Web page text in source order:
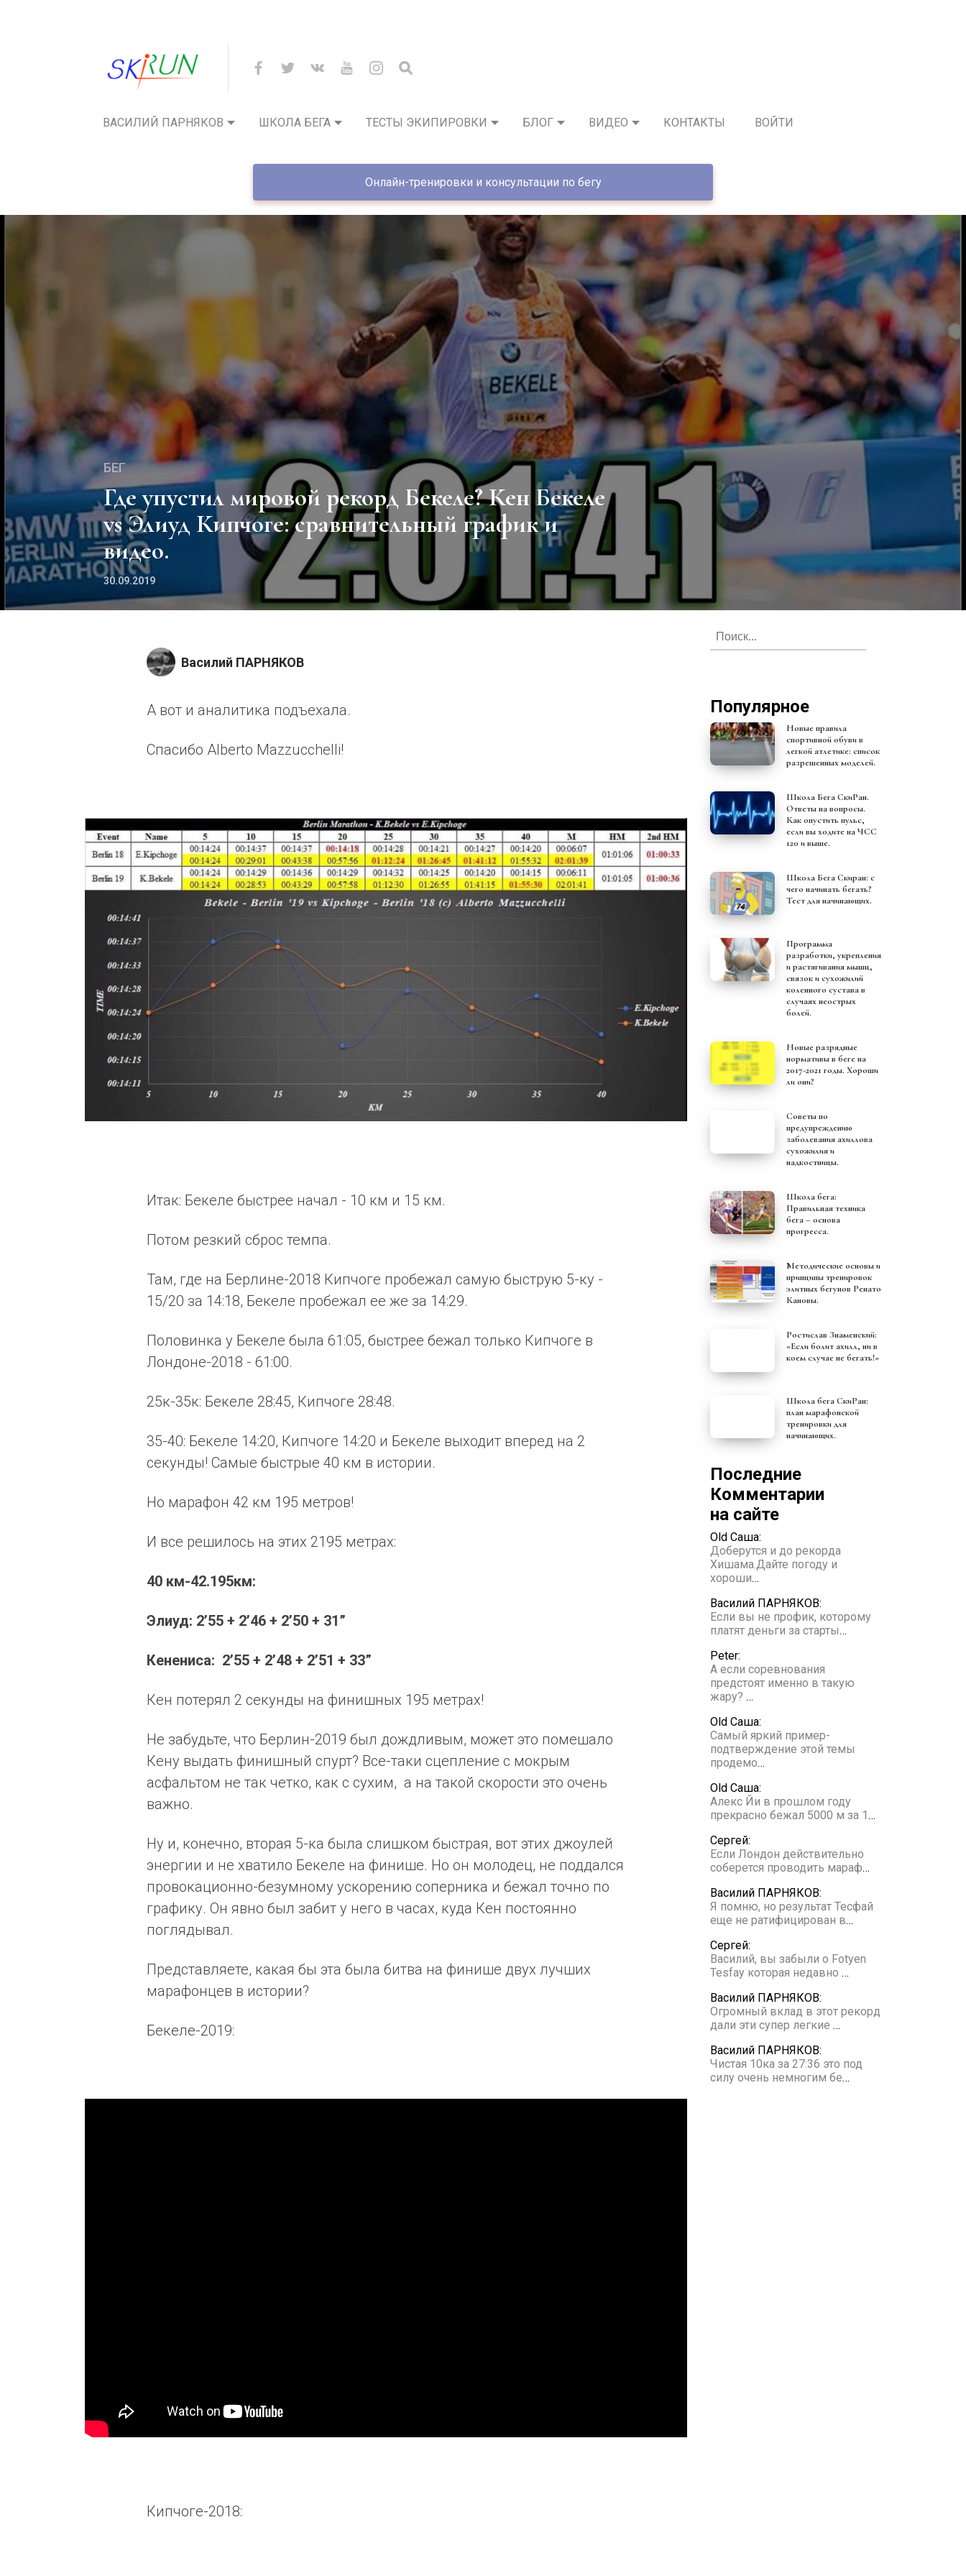
ВАСИЛИЙ ПАРНЯКОВ ШКОЛА БЕГА ТЕСТЫ ЭКИПИРОВКИ БЛОГ ВИДЕО КОНТАКТЫ ВОЙТИ
Онлайн-тренировки и консультации по бегу
БЕГ
Где упустил мировой рекорд Бекеле? Кен Бекеле
vs Элиуд Кипчоге: сравнительный график и
видео.
30.09.2019
Василий ПАРНЯКОВ
А вот и аналитика подъехала.
Спасибо Alberto Mazzucchelli!
Итак: Бекеле быстрее начал - 10 км и 15 км.
Потом резкий сброс темпа.
Там, где на Берлине-2018 Кипчоге пробежал самую быструю 5-ку -
15/20 за 14:18, Бекеле пробежал ее же за 14:29.
Половинка у Бекеле была 61:05, быстрее бежал только Кипчоге в
Лондоне-2018 - 61:00.
25к-35к: Бекеле 28:45, Кипчоге 28:48.
35-40: Бекеле 14:20, Кипчоге 14:20 и Бекеле выходит вперед на 2
секунды! Самые быстрые 40 км в истории.
Но марафон 42 км 195 метров!
И все решилось на этих 2195 метрах:
40 км-42.195км:
Элиуд: 2’55 + 2’46 + 2’50 + 31”
Кенениса: 2’55 + 2’48 + 2’51 + 33”
Кен потерял 2 секунды на финишных 195 метрах!
Не забудьте, что Берлин-2019 был дождливым, может это помешало
Кену выдать финишный спурт? Все-таки сцепление с мокрым
асфальтом не так четко, как с сухим, а на такой скорости это очень
важно.
Ну и, конечно, вторая 5-ка была слишком быстрая, вот этих джоулей
энергии и не хватило Бекеле на финише. Но он молодец, не поддался
провокационно-безумному ускорению соперника и бежал точно по
графику. Он явно был забит у него в часах, куда Кен постоянно
поглядывал.
Представляете, какая бы эта была битва на финише двух лучших
марафонцев в истории?
Бекеле-2019:
Кипчоге-2018:
Популярное
Новые правила
спортивной обуви в
легкой атлетике: список
разрешенных моделей.
Школа Бега СкиРан.
Ответы на вопросы.
Как опустить пульс,
если вы ходите на ЧСС
120 и выше.
Школа Бега Скиран: с
чего начинать бегать?
Тест для начинающих.
Программа
разработки, укрепления
и растягивания мышц,
связок и сухожилий
коленного сустава в
случаях неострых
болей.
Новые разрядные
нормативы в беге на
2017-2021 годы. Хороши
ли они?
Советы по
предупреждению
заболевания ахиллова
сухожилия и
надкостницы.
Школа бега:
Правильная техника
бега – основа
прогресса.
Методические основы и
принципы тренировок
элитных бегунов Ренато
Кановы.
Ростислав Знаменский:
«Если болит ахилл, ни в
коем случае не бегать!»
Школа бега СкиРан:
план марафонской
тренировки для
начинающих.
Последние
Комментарии
на сайте
Old Саша:
Доберутся и до рекорда
Хишама.Дайте погоду и
хороши…
Василий ПАРНЯКОВ:
Если вы не профик, которому
платят деньги за старты…
Peter:
А если соревнования
предстоят именно в такую
жару? …
Old Саша:
Самый яркий пример-
подтверждение этой темы
продемо…
Old Саша:
Алекс Йи в прошлом году
прекрасно бежал 5000 м за 1…
Сергей:
Если Лондон действительно
соберется проводить мараф…
Василий ПАРНЯКОВ:
Я помню, но результат Тесфай
еще не ратифицирован в…
Сергей:
Василий, вы забыли о Fotyen
Tesfay которая недавно …
Василий ПАРНЯКОВ:
Огромный вклад в этот рекорд
дали эти супер легкие …
Василий ПАРНЯКОВ:
Чистая 10ка за 27:36 это под
силу очень немногим бе…